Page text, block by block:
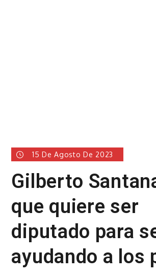
15 De Agosto De 2023
Gilberto
que quiere ser
diputado para
ayudando a los